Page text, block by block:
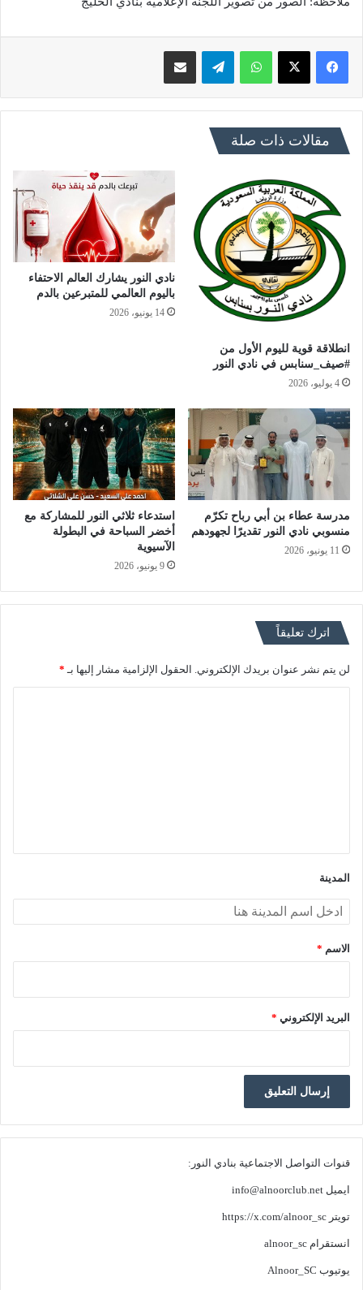
فيسبوك X واتساب تيلقرام
مقالات ذات صلة
انطلاقة قوية لليوم الأول من
#صيف_سنابس في نادي النور
4 يوليو، 2026
نادي النور يشارك العالم الاحتفاء
باليوم العالمي للمتبرعين بالدم
14 يونيو، 2026
مدرسة عطاء بن أبي رباح تكرّم
منسوبي نادي النور تقديرًا لجهودهم
11 يونيو، 2026
استدعاء ثلاثي النور للمشاركة مع
أخضر السباحة في البطولة
الآسيوية
9 يونيو، 2026
اترك تعليقاً
لن يتم نشر عنوان بريدك الإلكتروني. الحقول الإلزامية مشار إليها بـ *
المدينة
الاسم *
البريد الإلكتروني *
قنوات التواصل الاجتماعية بنادي النور:
ايميل info@alnoorclub.net
تويتر https://x.com/alnoor_sc
انستقرام alnoor_sc
يوتيوب Alnoor_SC